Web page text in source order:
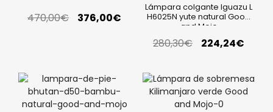
470,00€ 376,00€
Lámpara colgante Iguazu L
H6025N yute natural Good
and Mojo
280,30€ 224,24€